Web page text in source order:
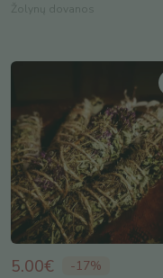
Žolynų dovanos
5.00€ -17%